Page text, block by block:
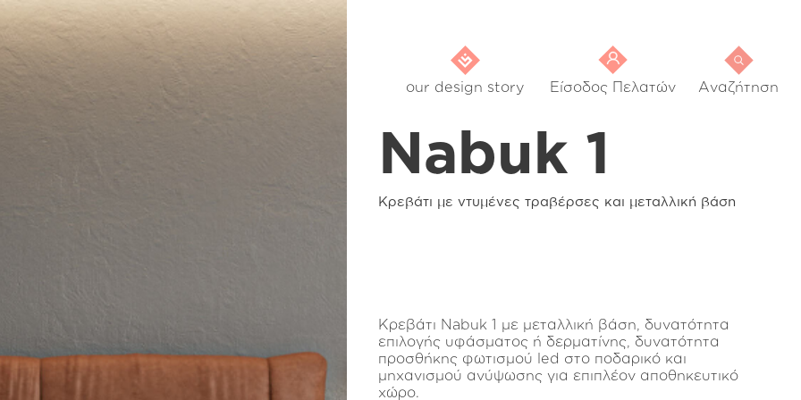
our design story Είσοδος Πελατών Αναζήτηση
Nabuk 1
Κρεβάτι με ντυμένες τραβέρσες και μεταλλική βάση
Κρεβάτι Nabuk 1 με μεταλλική βάση, δυνατότητα
επιλογής υφάσματος ή δερματίνης, δυνατότητα
προσθήκης φωτισμού led στο ποδαρικό και
μηχανισμού ανύψωσης για επιπλέον αποθηκευτικό
χώρο.